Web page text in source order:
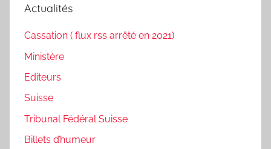
Actualités
Cassation ( flux rss arrêté en 2021)
Ministère
Editeurs
Suisse
Tribunal Fédéral Suisse
Billets d’humeur